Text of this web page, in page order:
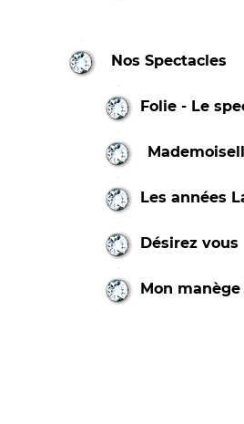
Nos Spectacles
Folie - Le
Les années
Désirez vous
Mon